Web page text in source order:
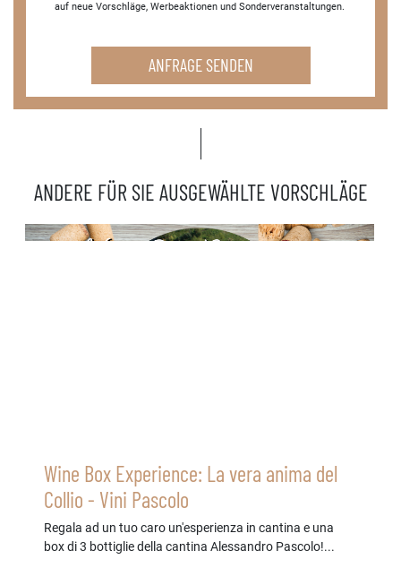
auf neue Vorschläge, Werbeaktionen und Sonderveranstaltungen.
ANFRAGE SENDEN
ANDERE FÜR SIE AUSGEWÄHLTE VORSCHLÄGE
Wine Box Experience: La vera anima del
Collio - Vini Pascolo
Regala ad un tuo caro un'esperienza in cantina e una
box di 3 bottiglie della cantina Alessandro Pascolo!...